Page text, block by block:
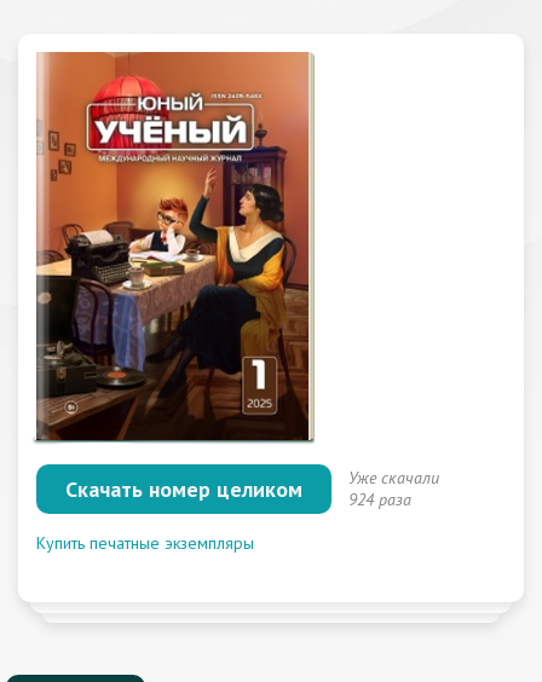
Скачать номер целиком
Уже скачали
924 раза
Купить печатные экземпляры